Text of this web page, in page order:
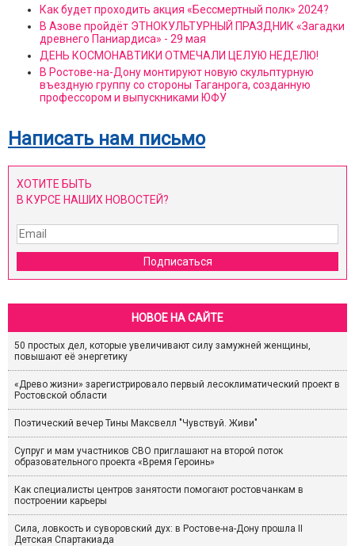
Как будет проходить акция «Бессмертный полк» 2024?
В Азове пройдёт ЭТНОКУЛЬТУРНЫЙ ПРАЗДНИК «Загадки
древнего Паниардиса» - 29 мая
ДЕНЬ КОСМОНАВТИКИ ОТМЕЧАЛИ ЦЕЛУЮ НЕДЕЛЮ!
В Ростове-на-Дону монтируют новую скульптурную
въездную группу со стороны Таганрога, созданную
профессором и выпускниками ЮФУ
Написать нам письмо
ХОТИТЕ БЫТЬ
В КУРСЕ НАШИХ НОВОСТЕЙ?
Подписаться
НОВОЕ НА САЙТЕ
50 простых дел, которые увеличивают силу замужней женщины,
повышают её энергетику
«Древо жизни» зарегистрировало первый лесоклиматический проект в
Ростовской области
Поэтический вечер Тины Максвелл "Чувствуй. Живи"
Супруг и мам участников СВО приглашают на второй поток
образовательного проекта «Время Героинь»
Как специалисты центров занятости помогают ростовчанкам в
построении карьеры
Сила, ловкость и суворовский дух: в Ростове-на-Дону прошла II
Детская Спартакиада